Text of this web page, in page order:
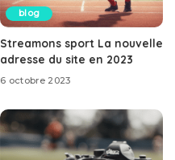
blog
Streamons sport La nouvelle
adresse du site en 2023
6 octobre 2023